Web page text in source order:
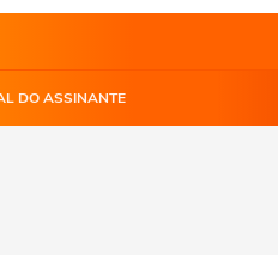
DO ASSINANTE